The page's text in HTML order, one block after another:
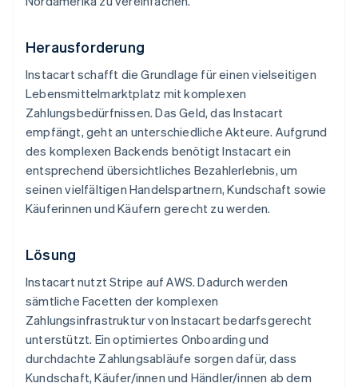
Herausforderung
Instacart schafft die Grundlage für einen vielseitigen
Lebensmittelmarktplatz mit komplexen
Zahlungsbedürfnissen. Das Geld, das Instacart
empfängt, geht an unterschiedliche Akteure. Aufgrund
des komplexen Backends benötigt Instacart ein
entsprechend übersichtliches Bezahlerlebnis, um
seinen vielfältigen Handelspartnern, Kundschaft sowie
Käuferinnen und Käufern gerecht zu werden.
Lösung
Instacart nutzt Stripe auf AWS. Dadurch werden
sämtliche Facetten der komplexen
Zahlungsinfrastruktur von Instacart bedarfsgerecht
unterstützt. Ein optimiertes Onboarding und
durchdachte Zahlungsabläufe sorgen dafür, dass
Kundschaft, Käufer/innen und Händler/innen ab dem